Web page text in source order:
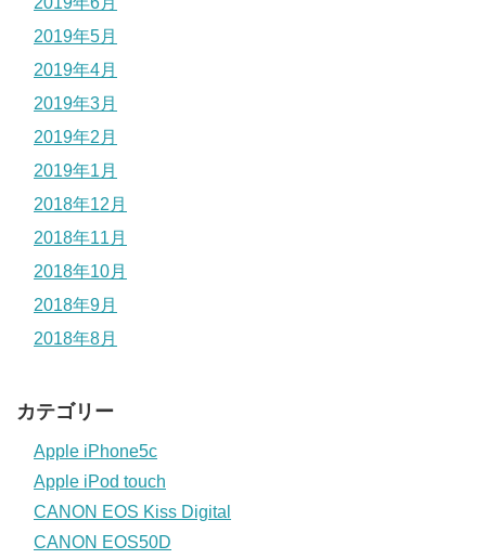
2019年5月
2019年4月
2019年3月
2019年2月
2019年1月
2018年12月
2018年11月
2018年10月
2018年9月
2018年8月
カテゴリー
Apple iPhone5c
Apple iPod touch
CANON EOS Kiss Digital
CANON EOS50D